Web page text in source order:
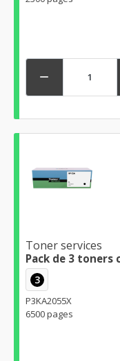

Toner services
3
P3KA2055X
6500 pages